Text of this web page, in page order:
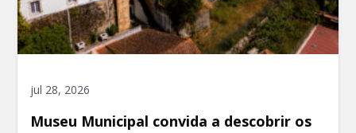
jul 28, 2026
Museu Municipal convida a descobrir os